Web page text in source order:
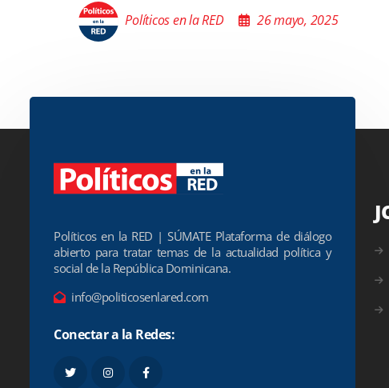
Políticos en la RED | SÚMATE Plataforma de diálogo
abierto para tratar temas de la actualidad política y
social de la República Dominicana.
info@politicosenlared.com
Conectar a la Redes: